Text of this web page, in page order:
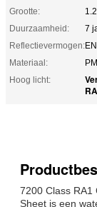
Grootte:
Duurzaamheid:
7
Reflectievermogen:
Materiaal:
Hoog licht:
7200 Class RA1
Sheet is een